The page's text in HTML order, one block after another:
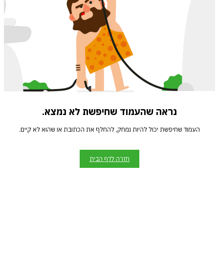
נראה שהעמוד שחיפשת לא נמצא.
העמוד שחיפשת יכול להיות נמחק, להחלף את הכתובת או שהוא לא קיים.
חזרה לדף הבית